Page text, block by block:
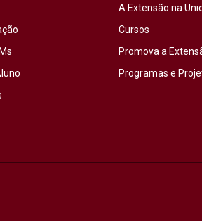
A Extensão na
Cursos
Promova a
Programas e